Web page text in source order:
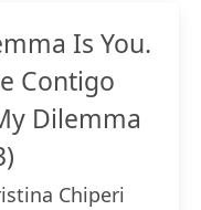
Is You.
Contigo
Dilemma
Chiperi